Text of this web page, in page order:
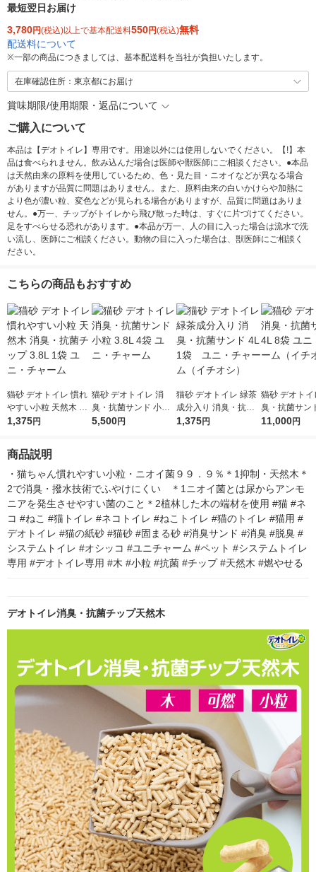
最短翌日お届け
3,780円(税込)以上で基本配送料550円(税込)無料
配送料について
※一部の商品につきましては、基本配送料を当社が負担いたします。
在庫確認住所：東京都にお届け
賞味期限/使用期限・返品について
ご購入について
本品は【デオトイレ】専用です。用途以外には使用しないでください。【!】本
品は食べられません。飲み込んだ場合は医師や獣医師にご相談ください。●本品
は天然由来の原料を使用しているため、色・見た目・ニオイなどが異なる場合
がありますが品質に問題はありません。また、原料由来の白いかけらや加熱に
より色が濃い粒、変色などが見られる場合がありますが、品質に問題はありま
せん。●万一、チップがトイレから飛び散った時は、すぐに片づけてください。
足をすべらせる恐れがあります。●本品が万一、人の目に入った場合は流水で洗
い流し、医師にご相談ください。動物の目に入った場合は、獣医師にご相談く
ださい。
こちらの商品もおすすめ
猫砂 デオトイレ 慣れ
やすい小粒 天然木 消
臭・抗菌チップ 3.8L
1,375円
猫砂 デオトイレ 消
臭・抗菌サンド 小粒
3.8L 4袋 ユニ・チャ
5,500円
猫砂 デオトイレ 緑茶
成分入り 消臭・抗菌
サンド 4L 1袋 ユ
1,375円
猫砂 デオトイ
臭・抗菌サン
袋 ユニ・チャ
11,000円
商品説明
・猫ちゃん慣れやすい小粒・ニオイ菌９９．９％＊1抑制・天然木＊
2で消臭・撥水技術でふやけにくい　＊1ニオイ菌とは尿からアンモ
ニアを発生させやすい菌のこと＊2植林した木の端材を使用 #猫 #ネ
コ #ねこ #猫トイレ #ネコトイレ #ねこトイレ #猫のトイレ #猫用 #
デオトイレ #猫の紙砂 #猫砂 #固まる砂 #消臭サンド #消臭 #脱臭 #
システムトイレ #オシッコ #ユニチャーム #ペット #システムトイレ
専用 #デオトイレ専用 #木 #小粒 #抗菌 #チップ #天然木 #燃やせる
デオトイレ消臭・抗菌チップ天然木